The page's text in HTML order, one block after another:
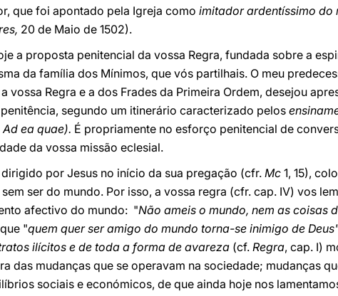
que foi apontado pela Igreja como imitador ardentíssimo do
20 de Maio de 1502).
a proposta penitencial da vossa Regra, fundada sobre a
da família dos Mínimos, que vós partilhais. O meu
vossa Regra e a dos Frades da Primeira Ordem, desejou
segundo um itinerário caracterizado pelos
Ad ea quae). É propriamente no esforço penitencial de
da vossa missão eclesial.
por Jesus no início da sua pregação (cfr. Mc 1, 15),
ser do mundo. Por isso, a vossa regra (cfr. cap. IV) vos
afectivo do mundo: "Não ameis o mundo, nem as coisas
"quem quer ser amigo do mundo torna-se inimigo de
ilícitos e de toda a forma de avareza (cf. Regra, cap. I)
das mudanças que se operavam na sociedade; mudanças
sociais e económicos, de que ainda hoje nos